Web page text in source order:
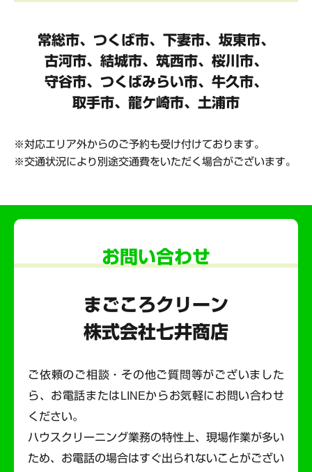
常総市、つくば市、下妻市、坂東市、
古河市、結城市、筑西市、桜川市、
守谷市、 つくばみらい市、牛久市、
取手市、龍ケ崎市、土浦市
対応エリア外からのご予約も受け付けております。
交通状況により別途交通費をいただく場合がございます。
お問い合わせ
まごころクリーン
株式会社七井商店
ご依頼のご相談・その他ご質問等がございました
ら、お電話またはLINEからお気軽にお問い合わせ
ください。
ハウスクリーニング業務の特性上、現場作業が多い
ため、お電話の場合はすぐ出られないことがござい